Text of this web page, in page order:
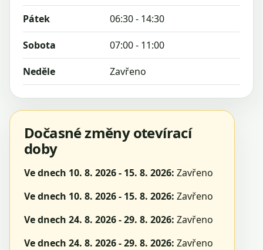
Pátek 06:30 - 14:30
Sobota 07:00 - 11:00
Neděle Zavřeno
Dočasné změny otevírací
doby
Ve dnech 10. 8. 2026 - 15. 8. 2026: Zavřeno
Ve dnech 10. 8. 2026 - 15. 8. 2026: Zavřeno
Ve dnech 24. 8. 2026 - 29. 8. 2026: Zavřeno
Ve dnech 24. 8. 2026 - 29. 8. 2026: Zavřeno